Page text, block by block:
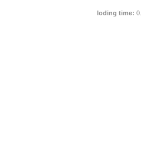
loding time: